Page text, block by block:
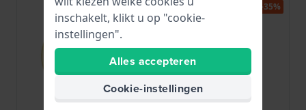
-35%
inschakelt, klikt u op "cookie-
instellingen".
Alles accepteren
Cookie-instellingen